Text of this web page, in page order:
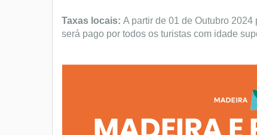
Taxas locais: A partir de 01 de Outubro
será pago por todos os turistas com idade